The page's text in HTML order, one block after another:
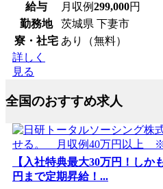
給与
月収例299,000円
勤務地
茨城県 下妻市
寮・社宅 あり（無料）
詳しく
見る
全国のおすすめ求人
【入社特典最大30万円！しか
円まで定期昇給！...